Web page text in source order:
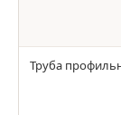
Труба